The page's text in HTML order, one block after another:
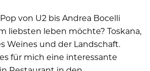
von U2 bis Andrea Bocelli
liebsten leben möchte? Toskana,
Weines und der Landschaft.
für mich eine interessante